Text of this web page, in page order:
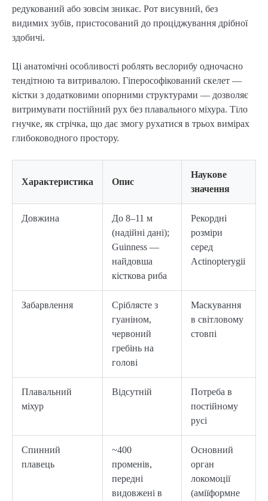
редукований або зовсім зникає. Рот висувний, без
видимих зубів, пристосований до проціджування дрібної
здобичі.
Ці анатомічні особливості роблять веслорибу одночасно
тендітною та витривалою. Гіперософікований скелет —
кістки з додатковими опорними структурами — дозволяє
витримувати постійний рух без плавального міхура. Тіло
гнучке, як стрічка, що дає змогу рухатися в трьох вимірах
глибоководного простору.
Характеристика Опис
Наукове
значення
Довжина
До 8–11 м
(надійні дані);
Guinness —
найдовша
кісткова риба
Рекордні
розміри
серед
Actinopterygii
Забарвлення
Сріблясте з
гуаніном,
червоний
гребінь на
голові
Маскування
в світловому
стовпі
Плавальний
міхур
Відсутній
Потреба в
постійному
русі
Спинний
плавець
~400
променів,
передні
видовжені в
Основний
орган
локомоції
(аміїформне